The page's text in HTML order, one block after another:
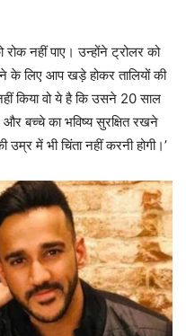
नहीं पाए। उन्होंने ट्रोलर को
के लिए आप खड़े होकर तालियों की
किया वो ये है कि उसने 20 साल
बच्चे का भविष्य सुरक्षित रखने
में भी चिंता नहीं करनी होगी।’